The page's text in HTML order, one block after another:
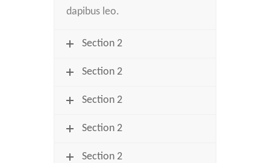
dapibus leo.
Section 2
Section 2
Section 2
Section 2
Section 2